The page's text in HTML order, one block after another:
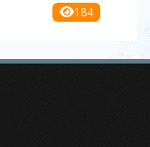
184